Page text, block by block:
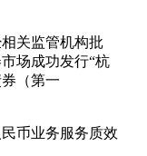
关监管机构批
场成功发行“杭
（第一
币业务服务质效